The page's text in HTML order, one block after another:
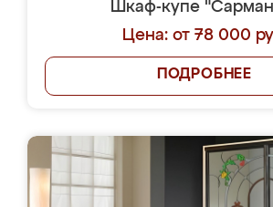
Шкаф-купе
Цена: от 78 000
ПОДРОБНЕЕ